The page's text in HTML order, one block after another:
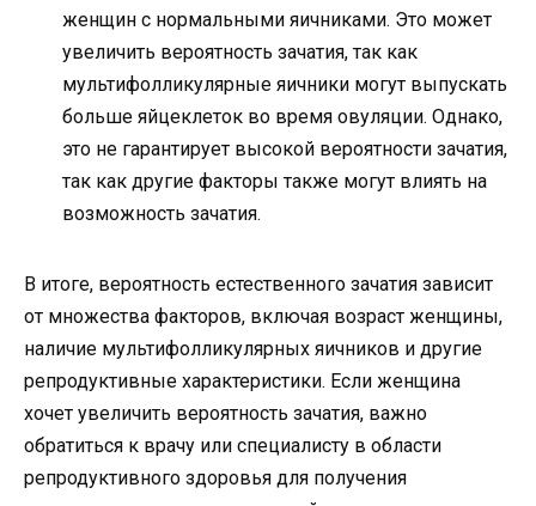
женщин с нормальными яичниками. Это может
увеличить вероятность зачатия, так как
мультифолликулярные яичники могут выпускать
больше яйцеклеток во время овуляции. Однако,
это не гарантирует высокой вероятности зачатия,
так как другие факторы также могут влиять на
возможность зачатия.
В итоге, вероятность естественного зачатия зависит
от множества факторов, включая возраст женщины,
наличие мультифолликулярных яичников и другие
репродуктивные характеристики. Если женщина
хочет увеличить вероятность зачатия, важно
обратиться к врачу или специалисту в области
репродуктивного здоровья для получения